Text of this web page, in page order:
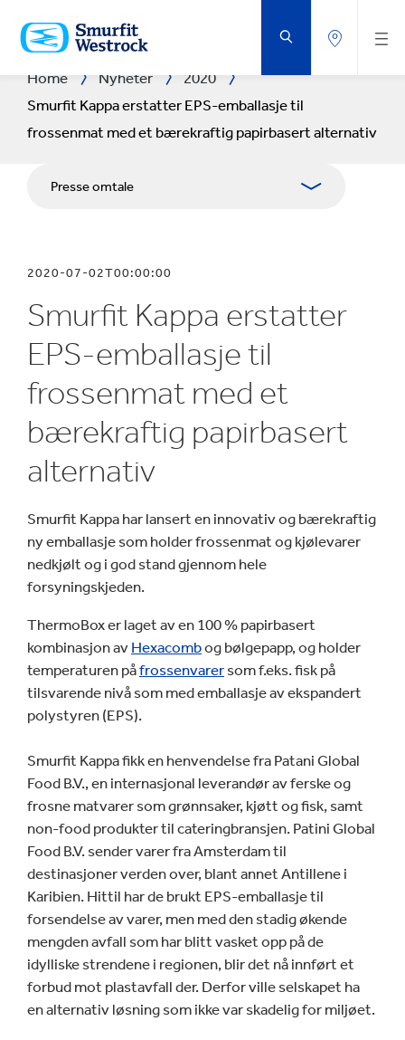
TIL
HOVEDINNHOLD
Home Nyheter
2020
Smurfit Kappa erstatter EPS-emballasje til
frossenmat med et bærekraftig papirbasert alternativ
Presse omtale
Pressekontakter
Blogg
2020-07-02T00:00:00
Smurfit Kappa erstatter
EPS-emballasje til
frossenmat med et
bærekraftig papirbasert
alternativ
Smurfit Kappa har lansert en innovativ og bærekraftig
ny emballasje som holder frossenmat og kjølevarer
nedkjølt og i god stand gjennom hele
forsyningskjeden.
ThermoBox er laget av en 100 % papirbasert
kombinasjon av Hexacombog bølgepapp, og holder
temperaturen påfrossenvarer som f.eks. fisk på
tilsvarende nivå som med emballasje av ekspandert
polystyren (EPS).
Smurfit Kappa fikk en henvendelse fra Patani Global
Food B.V., en internasjonal leverandør av ferske og
frosne matvarer som grønnsaker, kjøtt og fisk, samt
non-food produkter til cateringbransjen. Patini Global
Food B.V. sender varer fra Amsterdam til
destinasjoner verden over, blant annet Antillene i
Karibien. Hittil har de brukt EPS-emballasje til
forsendelse av varer, men med den stadig økende
mengden avfall som har blitt vasket opp på de
idylliske strendene i regionen, blir det nå innført et
forbud mot plastavfall der. Derfor ville selskapet ha
en alternativ løsning som ikke var skadelig for miljøet.